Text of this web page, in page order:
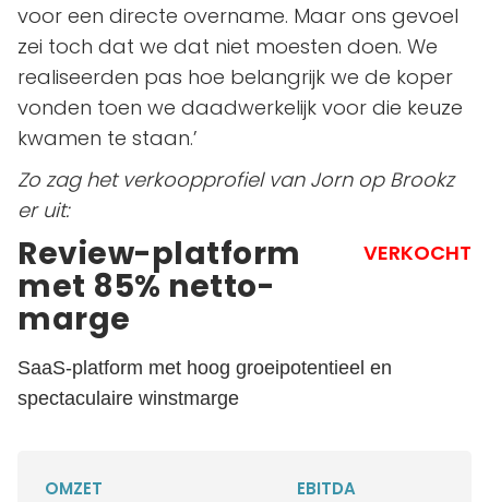
voor een directe overname. Maar ons gevoel
zei toch dat we dat niet moesten doen. We
realiseerden pas hoe belangrijk we de koper
vonden toen we daadwerkelijk voor die keuze
kwamen te staan.’
Zo zag het verkoopprofiel van Jorn op Brookz
er uit:
Review-platform
met 85% netto-
marge
VERKOCHT
SaaS-platform met hoog groeipotentieel en
spectaculaire winstmarge
OMZET
EBITDA